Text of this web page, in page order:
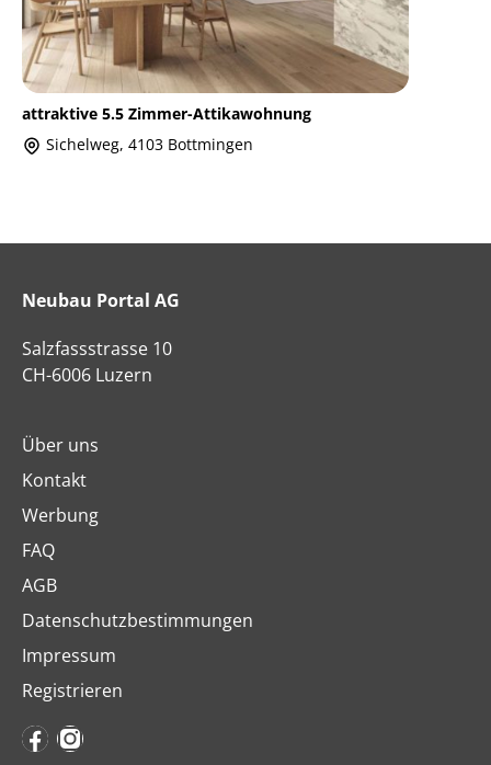
attraktive 5.5 Zimmer-Attikawohnung
Sichelweg, 4103 Bottmingen
Neubau Portal AG
Salzfassstrasse 10
CH-6006 Luzern
Über uns
Kontakt
Werbung
FAQ
AGB
Datenschutzbestimmungen
Impressum
Registrieren